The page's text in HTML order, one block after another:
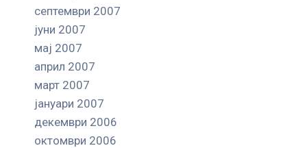
септември 2007
јуни 2007
мај 2007
април 2007
март 2007
јануари 2007
декември 2006
октомври 2006